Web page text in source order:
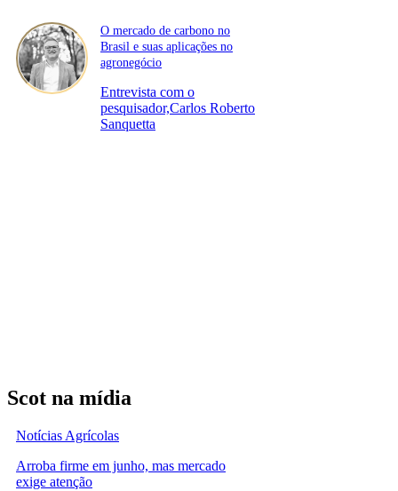
O mercado de carbono no
Brasil e suas aplicações no
agronegócio
Entrevista com o
pesquisador,Carlos Roberto
Sanquetta
Scot na mídia
Notícias Agrícolas
Arroba firme em junho, mas mercado
exige atenção